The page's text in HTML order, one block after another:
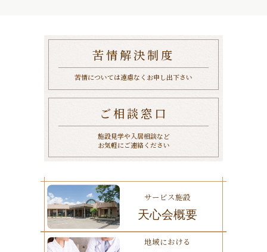
苦情解決制度
苦情については遠慮なくお申し出下さい
ご相談窓口
施設見学や入居相談など
お気軽にご連絡ください
サービス施設
天心会概要
地域における